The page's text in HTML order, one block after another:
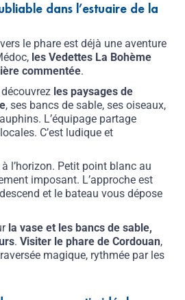
dans l’estuaire de la
le phare est déjà une aventure
les Vedettes La Bohème
commentée.
les paysages de
, ses bancs de sable, ses oiseaux,
L’équipage partage
C’est ludique et
l’horizon. Petit point blanc au
imposant. L’approche est
et le bateau vous dépose
la vase et les bancs de sable,
. Visiter le phare de Cordouan,
magique, rythmée par les